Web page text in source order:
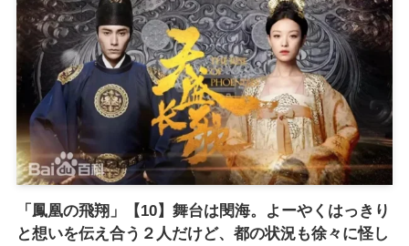
「鳳凰の飛翔」【10】舞台は閔海。よーやくはっきり
と想いを伝え合う２人だけど、都の状況も徐々に怪し